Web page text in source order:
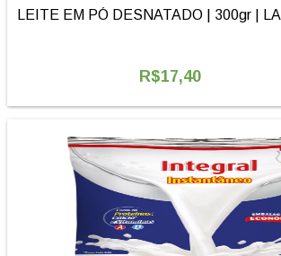
LEITE EM PÓ DESNATADO | 300gr |
R$17,40